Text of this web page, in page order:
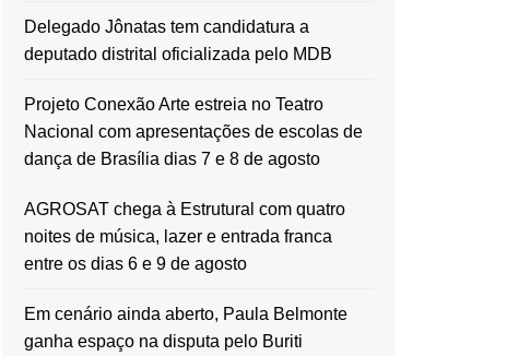
Delegado Jônatas tem candidatura a
deputado distrital oficializada pelo MDB
Projeto Conexão Arte estreia no Teatro
Nacional com apresentações de escolas de
dança de Brasília dias 7 e 8 de agosto
AGROSAT chega à Estrutural com quatro
noites de música, lazer e entrada franca
entre os dias 6 e 9 de agosto
Em cenário ainda aberto, Paula Belmonte
ganha espaço na disputa pelo Buriti